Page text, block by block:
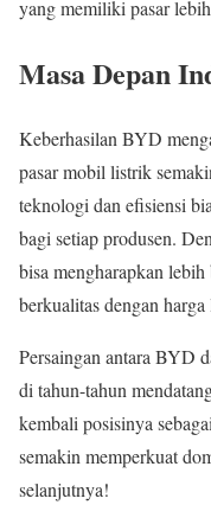
yang memiliki pasar
Masa Depan
Keberhasilan BYD
pasar mobil listrik
teknologi dan efisiensi
bagi setiap produsen.
bisa mengharapkan
berkualitas dengan
Persaingan antara BYD
di tahun-tahun
kembali posisinya
semakin memperkuat
selanjutnya!